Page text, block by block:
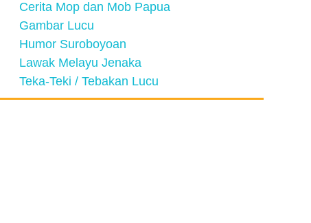
Cerita Mop dan Mob Papua
Gambar Lucu
Humor Suroboyoan
Lawak Melayu Jenaka
Teka-Teki / Tebakan Lucu